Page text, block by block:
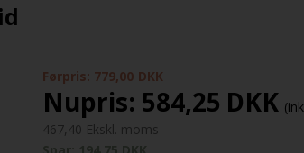
Førpris: 779,00 DKK
Nupris: 584,25 DKK
467,40 Ekskl. moms